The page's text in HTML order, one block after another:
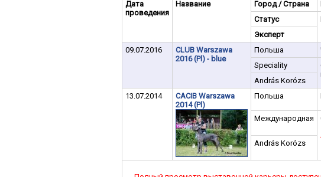
Дата
проведения
Название Город / Страна
Статус
Эксперт
09.07.2016
CLUB Warszawa
2016 (Pl) - blue
Польша
Speciality
András Korózs
13.07.2014
CACIB Warszawa
2014 (Pl)
Польша
Международная
András Korózs